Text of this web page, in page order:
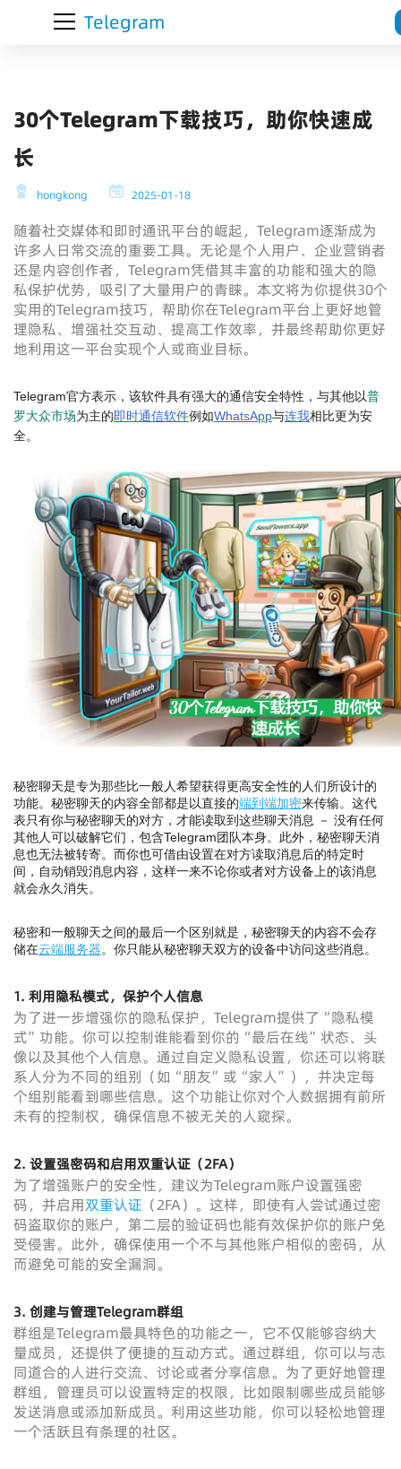
Telegram
30个Telegram下载技巧，助你快速成
长
hongkong 2025-01-18
随着社交媒体和即时通讯平台的崛起，Telegram逐渐成为
许多人日常交流的重要工具。无论是个人用户、企业营销者
还是内容创作者，Telegram凭借其丰富的功能和强大的隐
私保护优势，吸引了大量用户的青睐。本文将为你提供30个
实用的Telegram技巧，帮助你在Telegram平台上更好地管
理隐私、增强社交互动、提高工作效率，并最终帮助你更好
地利用这一平台实现个人或商业目标。
Telegram官方表示，该软件具有强大的通信安全特性，与其他以普
罗大众市场为主的即时通信软件例如WhatsApp与连我相比更为安
全。
秘密聊天是专为那些比一般人希望获得更高安全性的人们所设计的
功能。秘密聊天的内容全部都是以直接的端到端加密来传输。这代
表只有你与秘密聊天的对方，才能读取到这些聊天消息 － 没有任何
其他人可以破解它们，包含Telegram团队本身。此外，秘密聊天消
息也无法被转寄。而你也可借由设置在对方读取消息后的特定时
间，自动销毁消息内容，这样一来不论你或者对方设备上的该消息
就会永久消失。
秘密和一般聊天之间的最后一个区别就是，秘密聊天的内容不会存
储在云端服务器。你只能从秘密聊天双方的设备中访问这些消息。
1. 利用隐私模式，保护个人信息
为了进一步增强你的隐私保护，Telegram提供了“隐私模
式”功能。你可以控制谁能看到你的“最后在线”状态、头
像以及其他个人信息。通过自定义隐私设置，你还可以将联
系人分为不同的组别（如“朋友”或“家人”），并决定每
个组别能看到哪些信息。这个功能让你对个人数据拥有前所
未有的控制权，确保信息不被无关的人窥探。
2. 设置强密码和启用双重认证（2FA）
为了增强账户的安全性，建议为Telegram账户设置强密
码，并启用双重认证 （2FA）。这样，即使有人尝试通过密
码盗取你的账户，第二层的验证码也能有效保护你的账户免
受侵害。此外，确保使用一个不与其他账户相似的密码，从
而避免可能的安全漏洞。
3. 创建与管理Telegram群组
群组是Telegram最具特色的功能之一，它不仅能够容纳大
量成员，还提供了便捷的互动方式。通过群组，你可以与志
同道合的人进行交流、讨论或者分享信息。为了更好地管理
群组，管理员可以设置特定的权限，比如限制哪些成员能够
发送消息或添加新成员。利用这些功能，你可以轻松地管理
一个活跃且有条理的社区。